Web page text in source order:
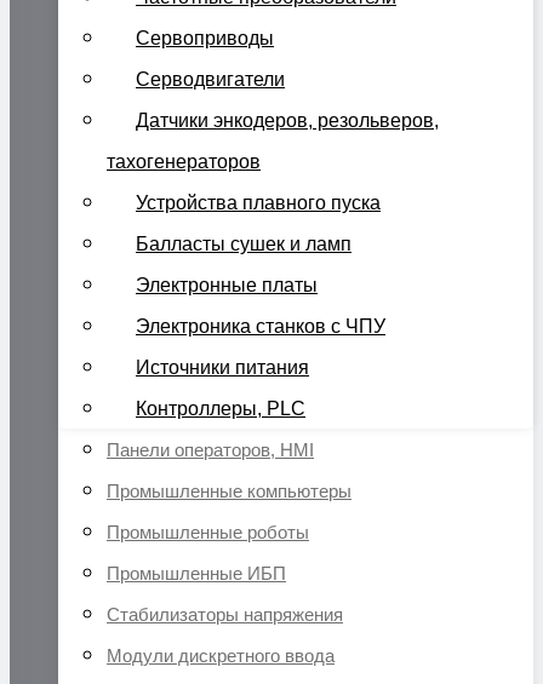
Сервоприводы
Серводвигатели
Датчики энкодеров, резольверов,
тахогенераторов
Устройства плавного пуска
Балласты сушек и ламп
Электронные платы
Электроника станков с ЧПУ
Источники питания
Контроллеры, PLC
Панели операторов, HMI
Промышленные компьютеры
Промышленные роботы
Промышленные ИБП
Стабилизаторы напряжения
Модули дискретного ввода